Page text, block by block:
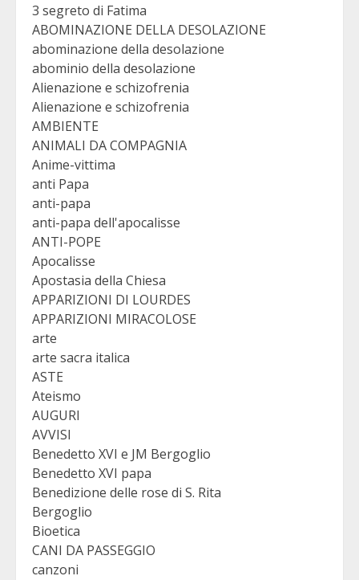
3 segreto di Fatima
ABOMINAZIONE DELLA DESOLAZIONE
abominazione della desolazione
abominio della desolazione
Alienazione e schizofrenia
Alienazione e schizofrenia
AMBIENTE
ANIMALI DA COMPAGNIA
Anime-vittima
anti Papa
anti-papa
anti-papa dell'apocalisse
ANTI-POPE
Apocalisse
Apostasia della Chiesa
APPARIZIONI DI LOURDES
APPARIZIONI MIRACOLOSE
arte
arte sacra italica
ASTE
Ateismo
AUGURI
AVVISI
Benedetto XVI e JM Bergoglio
Benedetto XVI papa
Benedizione delle rose di S. Rita
Bergoglio
Bioetica
CANI DA PASSEGGIO
canzoni